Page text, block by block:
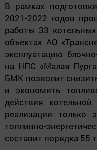
В рамках
2021-2022 годов
работы 33
объектах АО
эксплуатацию
на НПС «Малая
БМК позволит
и экономить
действия
реализации только
топливно-
составит порядка 55